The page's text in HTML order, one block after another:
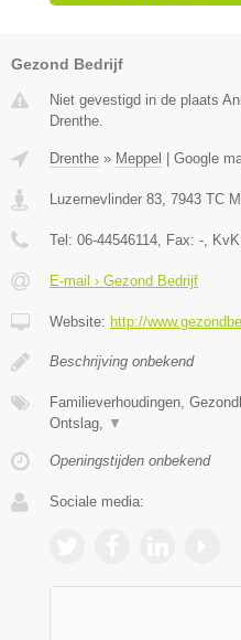
Gezond Bedrijf
Niet gevestigd in de plaats
Drenthe.
Drenthe » Meppel Google
Luzernevlinder 83, 7943 TC
Tel: 06-44546114, Fax: -,
E-mail › Gezond Bedrijf
Website: http://
Beschrijving onbekend
Familieverhoudingen,
Ontslag, ▼
Openingstijden onbekend
Sociale media: